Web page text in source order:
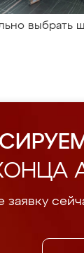
выбрать
заявку